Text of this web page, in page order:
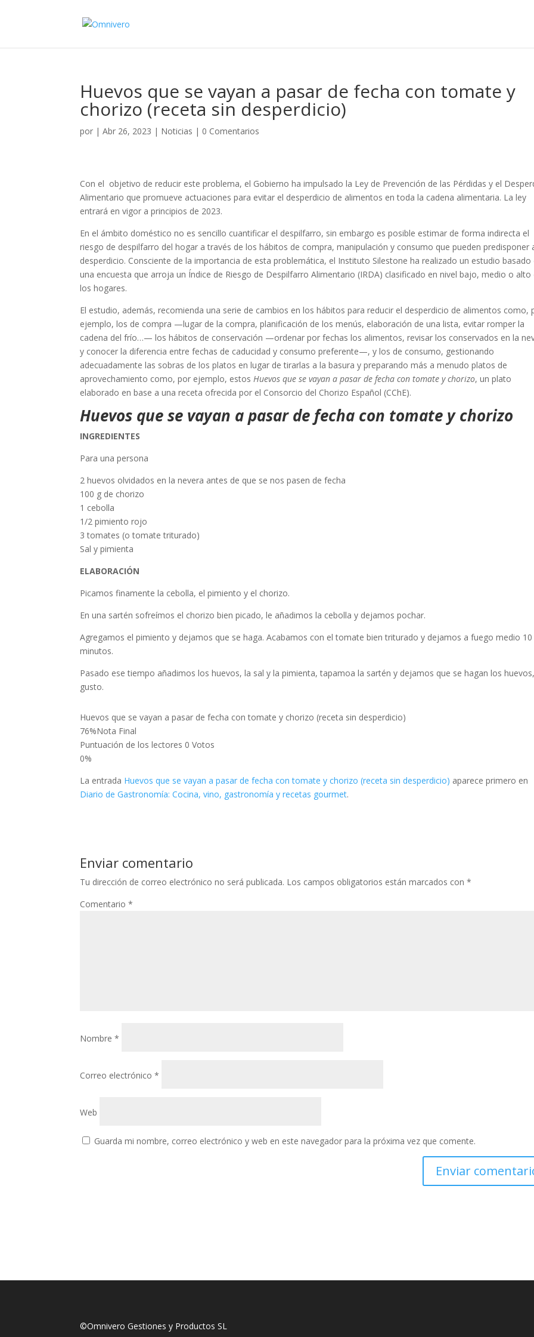
Huevos que se vayan a pasar de fecha con tomate y
chorizo (receta sin desperdicio)
por |Abr 26, 2023 | Noticias | 0 Comentarios
Con el objetivo de reducir este problema, el Gobierno ha impulsado la Ley de Prevención de las Pérdidas y el
Alimentario que promueve actuaciones para evitar el desperdicio de alimentos en toda la cadena alimentaria. La ley
entrará en vigor a principios de 2023.
En el ámbito doméstico no es sencillo cuantificar el despilfarro, sin embargo es posible estimar de forma indirecta el
riesgo de despilfarro del hogar a través de los hábitos de compra, manipulación y consumo que pueden predisponer
desperdicio. Consciente de la importancia de esta problemática, el Instituto Silestone ha realizado un estudio basado
una encuesta que arroja un Índice de Riesgo de Despilfarro Alimentario (IRDA) clasificado en nivel bajo, medio o alto
los hogares.
El estudio, además, recomienda una serie de cambios en los hábitos para reducir el desperdicio de alimentos como,
ejemplo, los de compra —lugar de la compra, planificación de los menús, elaboración de una lista, evitar romper la
cadena del frío…— los hábitos de conservación —ordenar por fechas los alimentos, revisar los conservados en la
y conocer la diferencia entre fechas de caducidad y consumo preferente—, y los de consumo, gestionando
adecuadamente las sobras de los platos en lugar de tirarlas a la basura y preparando más a menudo platos de
aprovechamiento como, por ejemplo, estosHuevos que se vayan a pasar de fecha con tomate y chorizo, un plato
elaborado en base a una receta ofrecida por el Consorcio del Chorizo Español (CChE).
Huevos que se vayan a pasar de fecha con tomate y chorizo
INGREDIENTES
Para una persona
2 huevos olvidados en la nevera antes de que se nos pasen de fecha
100 g de chorizo
1 cebolla
1/2 pimiento rojo
3 tomates (o tomate triturado)
Sal y pimienta
ELABORACIÓN
Picamos finamente la cebolla, el pimiento y el chorizo.
En una sartén sofreímos el chorizo bien picado, le añadimos la cebolla y dejamos pochar.
Agregamos el pimiento y dejamos que se haga. Acabamos con el tomate bien triturado y dejamos a fuego medio 10
minutos.
Pasado ese tiempo añadimos los huevos, la sal y la pimienta, tapamoa la sartén y dejamos que se hagan los
gusto.
Huevos que se vayan a pasar de fecha con tomate y chorizo (receta sin desperdicio)
76%Nota Final
Puntuación de los lectores 0 Votos
0%
La entrada Huevos que se vayan a pasar de fecha con tomate y chorizo (receta sin desperdicio) aparece primero en
Diario de Gastronomía: Cocina, vino, gastronomía y recetas gourmet.
Enviar comentario
Tu dirección de correo electrónico no será publicada. Los campos obligatorios están marcados con*
Comentario*
Nombre*
Correo electrónico*
Web
Guarda mi nombre, correo electrónico y web en este navegador para la próxima vez que comente.
©Omnivero Gestiones y Productos SL